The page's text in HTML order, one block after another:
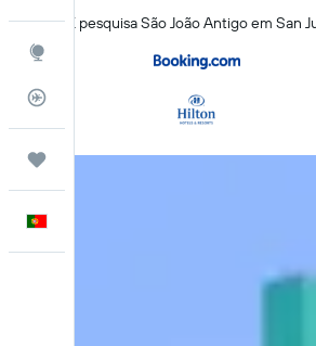
Monitorizador de voos
Trips
A KAYAK pesquisa São João Antigo em San